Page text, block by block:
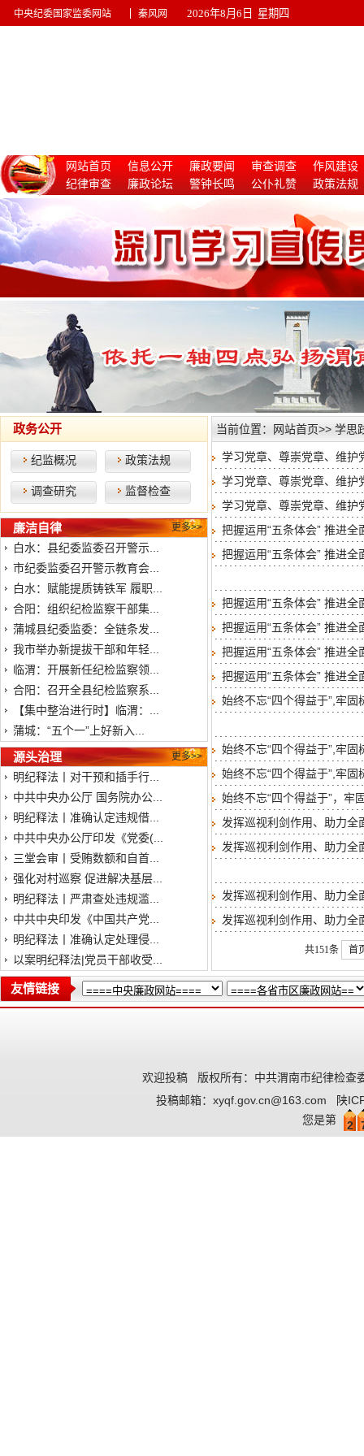
中央纪委国家监委网站 秦风网 2026年8月6日 星期四
网站首页 信息公开 廉政要闻 审查调查
作风建设
纪律审查
廉政论坛 警钟长鸣 公仆礼赞
政策法规
政务公开
纪监概况 政策法规
调查研究 监督检查
更多>>
廉洁自律
白水：县纪委监委召开警示...
市纪委监委召开警示教育会...
白水：赋能提质铸铁军 履职...
合阳：组织纪检监察干部集...
蒲城县纪委监委：全链条发...
我市举办新提拔干部和年轻...
临渭：开展新任纪检监察领...
合阳：召开全县纪检监察系...
【集中整治进行时】临渭：...
蒲城：“五个一”上好新入...
更多>>
源头治理
明纪释法丨对干预和插手行...
中共中央办公厅 国务院办公...
明纪释法丨准确认定违规借...
中共中央办公厅印发《党委(...
三堂会审丨受贿数额和自首...
强化对村巡察 促进解决基层...
明纪释法丨严肃查处违规滥...
中共中央印发《中国共产党...
明纪释法丨准确认定处理侵...
以案明纪释法|党员干部收受...
当前位置： 网站首页>> 学思
学习党章、尊崇党章、维护
学习党章、尊崇党章、维护
学习党章、尊崇党章、维护
把握运用“五条体会” 推进
把握运用“五条体会” 推进
把握运用“五条体会” 推进
把握运用“五条体会” 推进
把握运用“五条体会” 推进
把握运用“五条体会” 推进
始终不忘“四个得益于”,牢
始终不忘“四个得益于”,牢
始终不忘“四个得益于”,牢
始终不忘“四个得益于”，牢
发挥巡视利剑作用、助力
发挥巡视利剑作用、助力全
发挥巡视利剑作用、助力全
发挥巡视利剑作用、助力
共151条 首
友情链接
欢迎投稿 版权所有：中共渭南市纪律检查
投稿邮箱： xyqf.gov.cn@163.com
陕
您是第